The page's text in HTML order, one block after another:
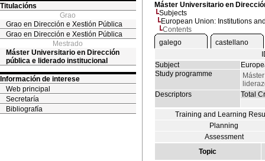
Titulacións
Grao
Grao en Dirección e Xestión Pública
Grao en Dirección e Xestión Pública
Mestrado
Máster Universitario en Dirección
pública e liderado institucional
Información de interese
Web principal
Secretaría
Bibliografía
Máster Universitario en
Subjects
European Union: Institutions
Contents
galego
castellano
Subject
Study programme
Descriptors
Total
Training and Learning
Planning
Assessment
Topic